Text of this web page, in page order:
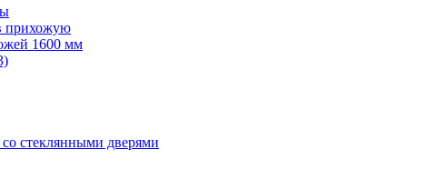
прихожую
1600 мм
стеклянными дверями